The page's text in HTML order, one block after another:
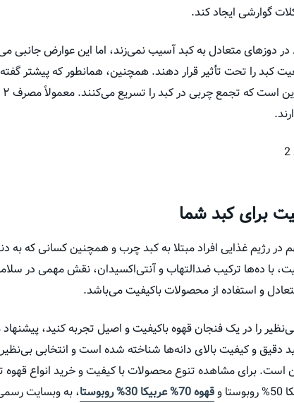
گوارشی ایجاد کند.
دوزهای متعادل به کبد آسیب نمی‌زند، اما این عوارض جانبی
کبد را تحت تأثیر قرار دهند. همچنین، همانطور که پیشتر
برای کبد شما
رژیم غذایی افراد مبتلا به کبد چرب و همچنین کسانی که به
با ده‌ها ترکیب ضدالتهاب و آنتی‌اکسیدان، نقش مهمی در
و استفاده از محصولات باکیفیت می‌باشد.
را در یک فنجان قهوه‌ باکیفیت و اصیل تجربه کنید،
دقیق و کیفیت بالای دانه‌ها شناخته شده است و انتخابی
است. برای مشاهده تنوع محصولات با کیفیت و خرید انواع قهوه
قهوه 70% عربیکا 30% روبوستا ، به وبسایت